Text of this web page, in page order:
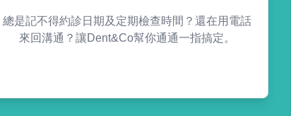
總是記不得約診日期及定期檢查時間？還在用電話
來回溝通？讓Dent&Co幫你通通一指搞定。